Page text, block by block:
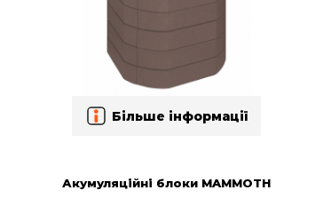
Більше інформації
Акумуляційні блоки MAMMOTH